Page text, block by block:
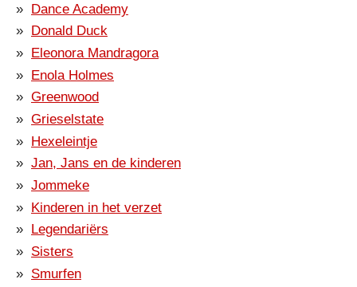
Dance Academy
Donald Duck
Eleonora Mandragora
Enola Holmes
Greenwood
Grieselstate
Hexeleintje
Jan, Jans en de kinderen
Jommeke
Kinderen in het verzet
Legendariërs
Sisters
Smurfen